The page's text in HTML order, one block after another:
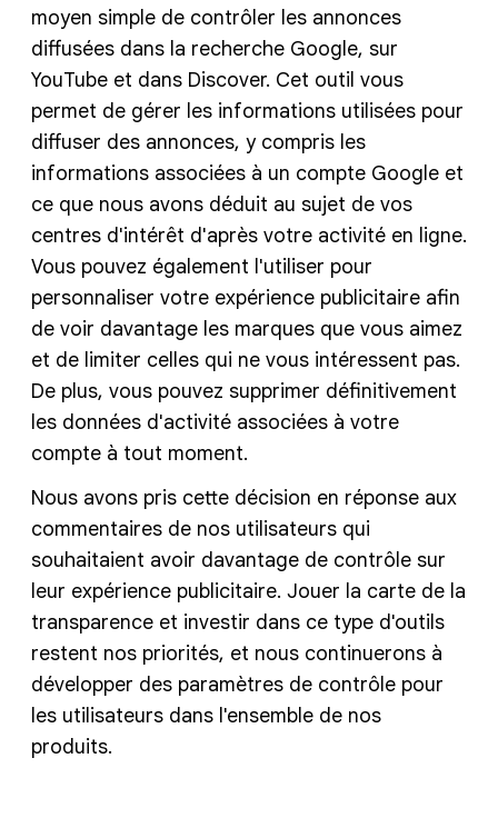
moyen simple de contrôler les annonces
diffusées dans la recherche Google, sur
YouTube et dans Discover. Cet outil vous
permet de gérer les informations utilisées pour
diffuser des annonces, y compris les
informations associées à un compte Google et
ce que nous avons déduit au sujet de vos
centres d'intérêt d'après votre activité en ligne.
Vous pouvez également l'utiliser pour
personnaliser votre expérience publicitaire afin
de voir davantage les marques que vous aimez
et de limiter celles qui ne vous intéressent pas.
De plus, vous pouvez supprimer définitivement
les données d'activité associées à votre
compte à tout moment.
Nous avons pris cette décision en réponse aux
commentaires de nos utilisateurs qui
souhaitaient avoir davantage de contrôle sur
leur expérience publicitaire. Jouer la carte de la
transparence et investir dans ce type d'outils
restent nos priorités, et nous continuerons à
développer des paramètres de contrôle pour
les utilisateurs dans l'ensemble de nos
produits.